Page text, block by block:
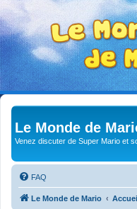
Le Monde de
Venez discuter de Super Mario et
FAQ
Le Monde de Mario